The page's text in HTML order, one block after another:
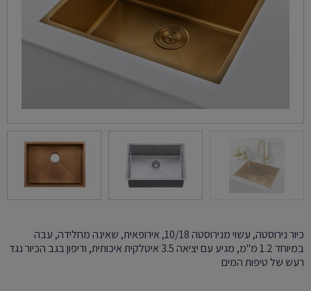
כיור נירוסטה, עשוי מנירוסטה 10/18, אירופאית, שאינה מחלידה, עבה
במיוחד 1.2 מ"מ, מגיע עם יציאה 3.5 איטלקית איכותית, ודיפון בגב הכיור נגד
רעש של טיפות המים